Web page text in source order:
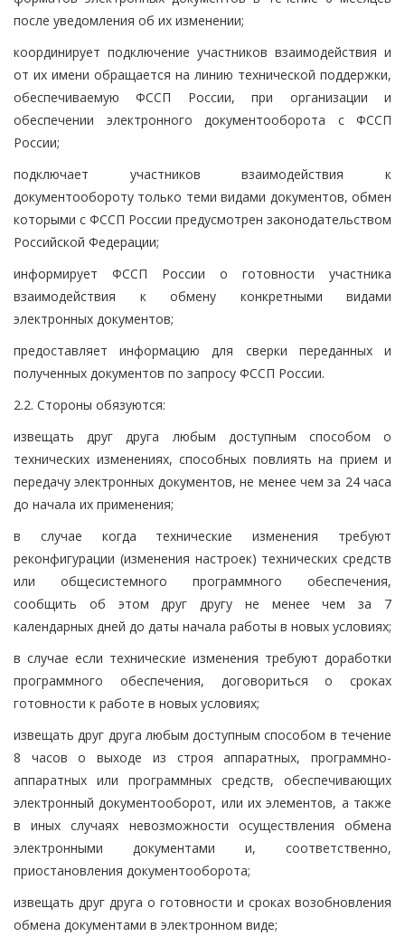
после уведомления об их изменении;
координирует подключение участников взаимодействия и
от их имени обращается на линию технической поддержки,
обеспечиваемую ФССП России, при организации и
обеспечении электронного документооборота с ФССП
России;
подключает участников взаимодействия к
документообороту только теми видами документов, обмен
которыми с ФССП России предусмотрен законодательством
Российской Федерации;
информирует ФССП России о готовности участника
взаимодействия к обмену конкретными видами
электронных документов;
предоставляет информацию для сверки переданных и
полученных документов по запросу ФССП России.
2.2. Стороны обязуются:
извещать друг друга любым доступным способом о
технических изменениях, способных повлиять на прием и
передачу электронных документов, не менее чем за 24 часа
до начала их применения;
в случае когда технические изменения требуют
реконфигурации (изменения настроек) технических средств
или общесистемного программного обеспечения,
сообщить об этом друг другу не менее чем за 7
календарных дней до даты начала работы в новых условиях;
в случае если технические изменения требуют доработки
программного обеспечения, договориться о сроках
готовности к работе в новых условиях;
извещать друг друга любым доступным способом в течение
8 часов о выходе из строя аппаратных, программно-
аппаратных или программных средств, обеспечивающих
электронный документооборот, или их элементов, а также
в иных случаях невозможности осуществления обмена
электронными документами и, соответственно,
приостановления документооборота;
извещать друг друга о готовности и сроках возобновления
обмена документами в электронном виде;